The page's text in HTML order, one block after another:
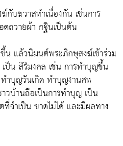
บฆวาสทำเนื่องกัน เช่นการ
ถวายผ้า กฐินเป็นต้น
แล้วนิมนต์พระภิกษุสงฆ์เข้าร่วม
ป็น สิริมงคล เช่น การทำบุญขึ้น
ำบุญวันเกิด ทำบุญงานศพ
วบ้านถือเป็นการทำบุญ เป็น
ที่จำเป็น ขาดไม่ได้ และมีผลทาง